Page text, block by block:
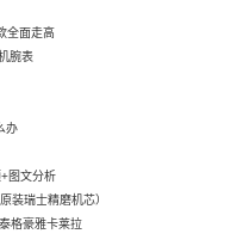
全面走高
腕表
办
图文分析
装瑞士精磨机芯）
格豪雅卡莱拉